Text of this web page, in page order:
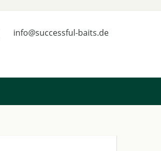
info@successful-baits.de